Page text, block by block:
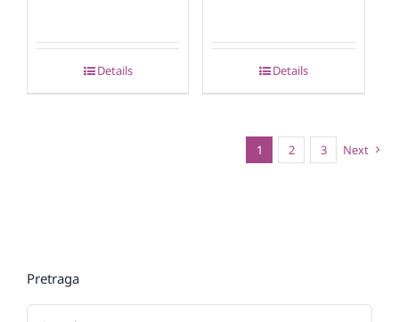
Details Details
1 2 3 Next
Pretraga